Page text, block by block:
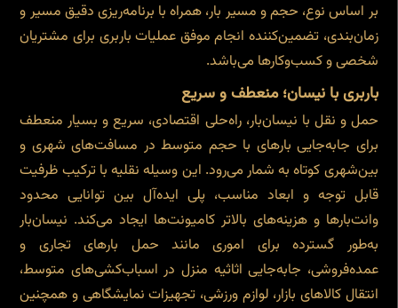
بر اساس نوع، حجم و مسیر بار، همراه با برنامه‌ریزی دقیق مسیر و
زمان‌بندی، تضمین‌کننده انجام موفق عملیات باربری برای مشتریان
شخصی و کسب‌وکارها می‌باشد.
باربری با نیسان؛ منعطف و سریع
حمل و نقل با نیسان‌بار، راه‌حلی اقتصادی، سریع و بسیار منعطف
برای جابه‌جایی بارهای با حجم متوسط در مسافت‌های شهری و
بین‌شهری کوتاه به شمار می‌رود. این وسیله نقلیه با ترکیب ظرفیت
قابل توجه و ابعاد مناسب، پلی ایده‌آل بین توانایی محدود
وانت‌بارها و هزینه‌های بالاتر کامیونت‌ها ایجاد می‌کند. نیسان‌بار
به‌طور گسترده برای اموری مانند حمل بارهای تجاری و
عمده‌فروشی، جابه‌جایی اثاثیه منزل در اسباب‌کشی‌های متوسط،
انتقال کالاهای بازار، لوازم ورزشی، تجهیزات نمایشگاهی و همچنین